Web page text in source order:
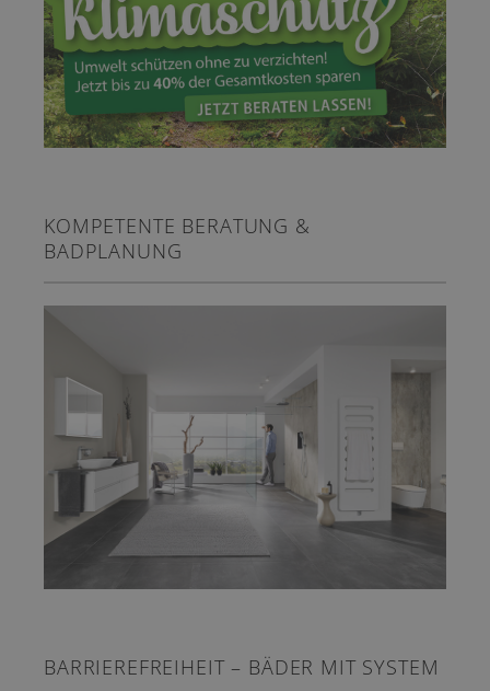
KOMPETENTE BERATUNG &
BADPLANUNG
BARRIEREFREIHEIT – BÄDER MIT SYSTEM